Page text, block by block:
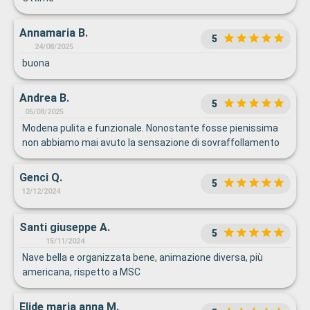
Annamaria B.
24/08/2025
5
buona
Andrea B.
05/08/2025
5
Modena pulita e funzionale. Nonostante fosse pienissima
non abbiamo mai avuto la sensazione di sovraffollamento
Genci Q.
12/12/2024
5
Santi giuseppe A.
15/11/2024
5
Nave bella e organizzata bene, animazione diversa, più
americana, rispetto a MSC
Elide maria anna M.